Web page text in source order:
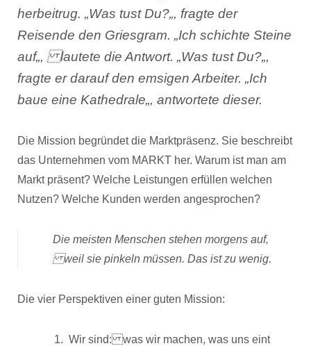
herbeitrug. „Was tust Du?„, fragte der
Reisende den Griesgram. „Ich schichte Steine
auf„, lautete die Antwort. „Was tust Du?„,
fragte er darauf den emsigen Arbeiter. „Ich
baue eine Kathedrale„, antwortete dieser.
Die Mission begründet die Marktpräsenz. Sie beschreibt
das Unternehmen vom MARKT her. Warum ist man am
Markt präsent? Welche Leistungen erfüllen welchen
Nutzen? Welche Kunden werden angesprochen?
Die meisten Menschen stehen morgens auf,
weil sie pinkeln müssen. Das ist zu wenig.
Die vier Perspektiven einer guten Mission:
Wir sind: was wir machen, was uns eint